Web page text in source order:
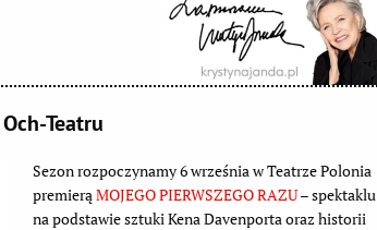
Teatru
Sezon rozpoczynamy 6 września w Teatrze Polonia
premierąMOJEGO PIERWSZEGO RAZU– spektaklu
na podstawie sztuki Kena Davenporta oraz historii